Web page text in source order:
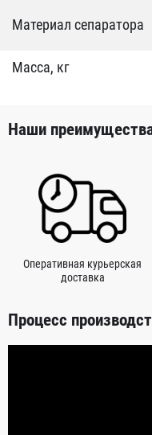
Материал сепаратора
Масса, кг
Наши
Оперативная курьерская
доставка
Процесс